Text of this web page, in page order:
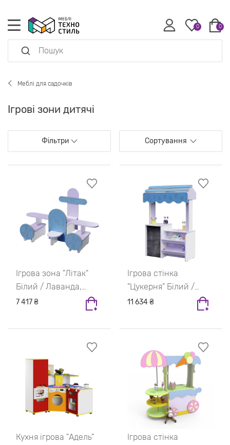
0 0
Меблі для садочків
Ігрові зони дитячі
Фільтри Сортування
Ігрова зона "Літак"
Білий / Лаванда,
Блакитний
7 417 ₴
Ігрова стінка
"Цукерня" Білий /
Лаванда, Блакитний
11 634 ₴
Кухня ігрова "Адель"
Ігрова стінка